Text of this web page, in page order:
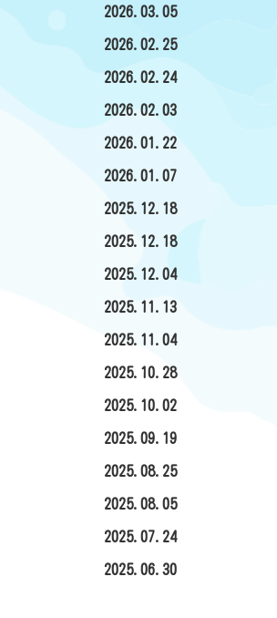
2026.03.05
2026.02.25
2026.02.24
2026.02.03
2026.01.22
2026.01.07
2025.12.18
2025.12.18
2025.12.04
2025.11.13
2025.11.04
2025.10.28
2025.10.02
2025.09.19
2025.08.25
2025.08.05
2025.07.24
2025.06.30